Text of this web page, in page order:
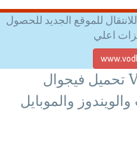
للموقع الجديد للحصول
اعلي
Visual Studio 2019 تحميل فيجوال
والموبايل